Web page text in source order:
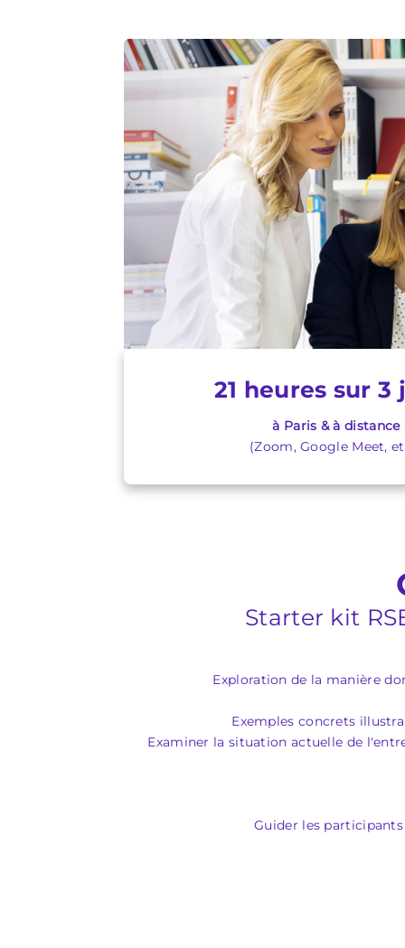
21 heures sur 3
à Paris & à distance
(Zoom, Google Meet,
Starter kit
Exploration de la manière
Exemples concrets
Examiner la situation actuelle de
Guider les